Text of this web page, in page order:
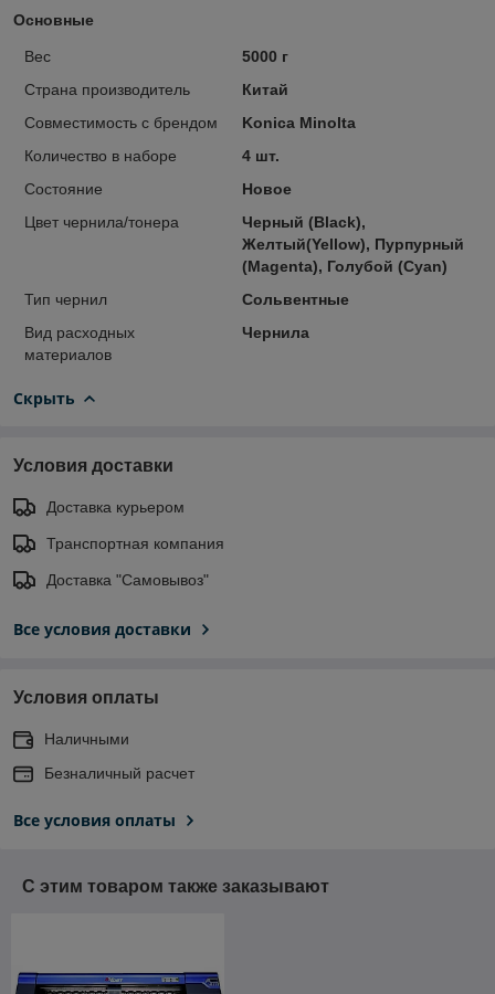
Основные
Вес
5000 г
Страна производитель
Китай
Совместимость с брендом
Konica Minolta
Количество в наборе
4 шт.
Состояние
Новое
Цвет чернила/тонера
Черный (Black),
Желтый(Yellow), Пурпурный
(Magenta), Голубой (Cyan)
Тип чернил
Сольвентные
Вид расходных
материалов
Чернила
Скрыть
Условия доставки
Доставка курьером
Транспортная компания
Доставка "Самовывоз"
Все условия доставки
Условия оплаты
Наличными
Безналичный расчет
Все условия оплаты
С этим товаром также заказывают